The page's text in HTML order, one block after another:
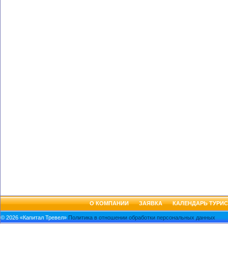
О КОМПАНИИ ЗАЯВКА КАЛЕНДАРЬ
© 2026 «Капитал Тревел» Политика в отношении обработки персональных данных